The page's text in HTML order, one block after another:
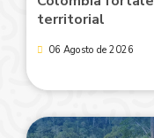
territorial
06 Agosto de 2026